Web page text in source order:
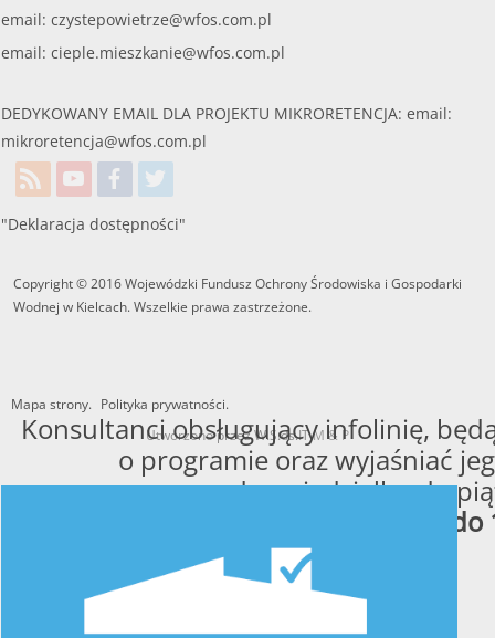
Konsultanci obsługujący infolinię,
o programie oraz wyjaśniać
od poniedziałku do
od 8:00
email: czystepowietrze@wfos.com.pl
email: cieple.mieszkanie@wfos.com.pl
DEDYKOWANY EMAIL DLA PROJEKTU MIKRORETENCJA: email:
mikroretencja@wfos.com.pl
"Deklaracja dostępności"
Copyright © 2016 Wojewódzki Fundusz Ochrony Środowiska i Gospodarki
Wodnej w Kielcach. Wszelkie prawa zastrzeżone.
Mapa strony. Polityka prywatności.
Utworzono przez W.S.ds.ITM & P